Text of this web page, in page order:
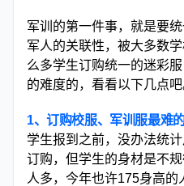
军训的第一件事，就是要
军人的关联性，被大多数
么多学生订购统一的迷彩
的难度的，看看以下几点吧
1、订购校服、军训服最难
学生报到之前，没办法统
订购，但学生的身材是不
人多，今年也许175身高的